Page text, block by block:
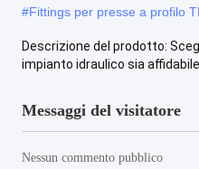
#Fittings per presse a profilo
Descrizione del prodotto:
impianto idraulico sia
Messaggi del visitatore
Nessun commento pubblico